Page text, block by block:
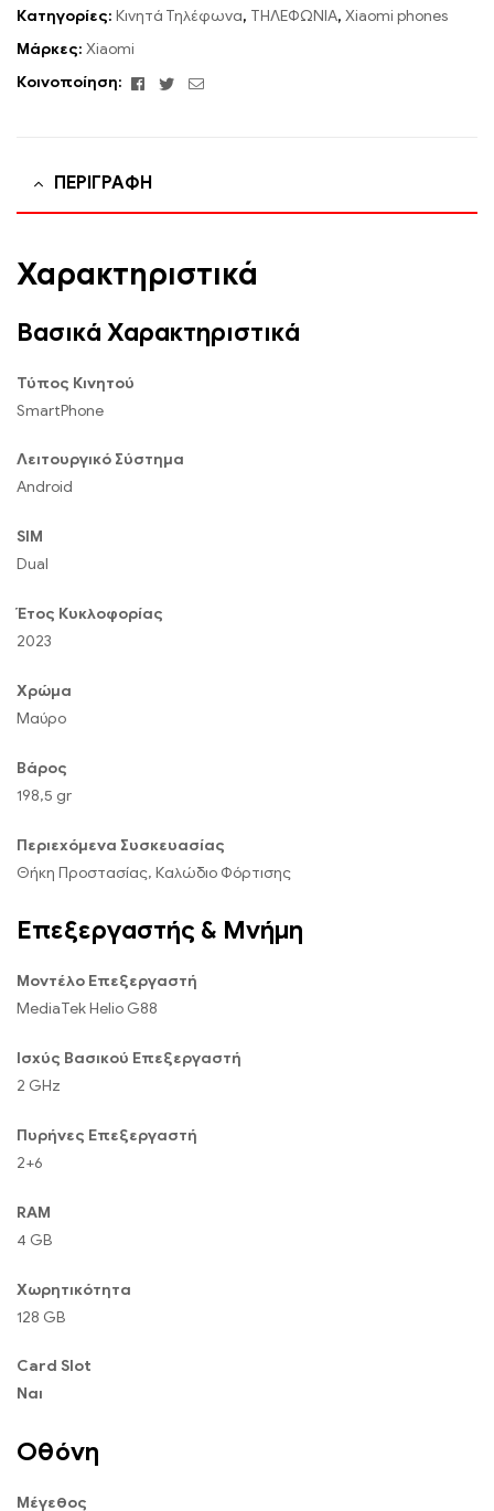
Κατηγορίες: Κινητά Τηλέφωνα, ΤΗΛΕΦΩΝΙΑ, Xiaomi phones
Μάρκες: Xiaomi
Κοινοποίηση:
Facebook
TwitterEmail
ΠΕΡΙΓΡΑΦΉ
Χαρακτηριστικά
Βασικά Χαρακτηριστικά
Τύπος Κινητού
SmartPhone
Λειτουργικό Σύστημα
Android
SIM
Dual
Έτος Κυκλοφορίας
2023
Χρώμα
Μαύρο
Βάρος
198,5 gr
Περιεχόμενα Συσκευασίας
Θήκη Προστασίας, Καλώδιο Φόρτισης
Επεξεργαστής & Μνήμη
Μοντέλο Επεξεργαστή
MediaTek Helio G88
Ισχύς Βασικού Επεξεργαστή
2 GHz
Πυρήνες Επεξεργαστή
2+6
RAM
4 GB
Χωρητικότητα
128 GB
Card Slot
Ναι
Οθόνη
Μέγεθος